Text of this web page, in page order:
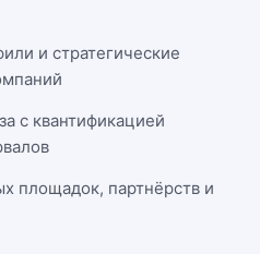
и стратегические
с квантификацией
площадок, партнёрств и